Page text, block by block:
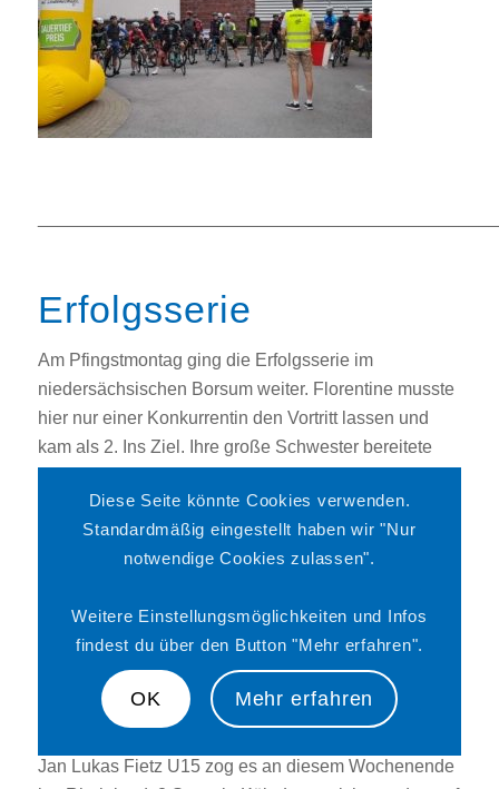
Erfolgsserie
Am Pfingstmontag ging die Erfolgsserie im
niedersächsischen Borsum weiter. Florentine musste
hier nur einer Konkurrentin den Vortritt lassen und
kam als 2. Ins Ziel. Ihre große Schwester bereitete
einen starken Antritt vor, löste sich von der
männlichen Konkurrenz und vergrößerte den
Vorsprung zum Ziel immer mehr. Der 3 Saisonsieg
Bei derselben Veranstaltung verpasste Bjarne Eric
5köpfige Spitzengruppe und wurde als erster vom
Hauptfeld 6.
Jan Lukas Fietz U15 zog es an diesem Wochenende
Diese Seite könnte Cookies verwenden.
Standardmäßig eingestellt haben wir "Nur
notwendige Cookies zulassen".
Weitere Einstellungsmöglichkeiten und Infos
findest du über den Button "Mehr erfahren".
OK Mehr erfahren